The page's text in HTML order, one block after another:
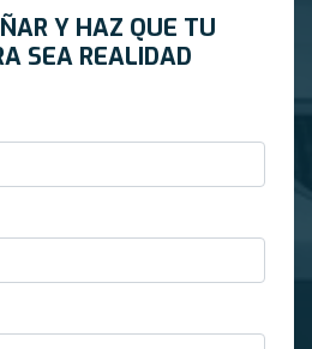
Y HAZ QUE TU
SEA REALIDAD